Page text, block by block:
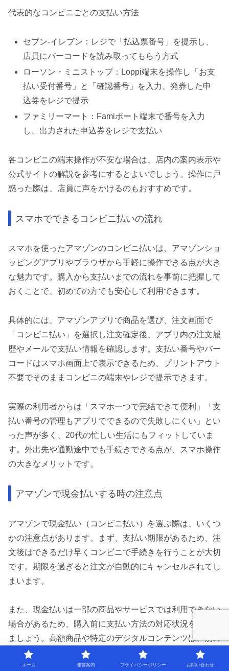
代表的なコンビニごとの支払い方法
セブン-イレブン：レジで「払込票番号」を提示し、
店員にバーコードを読み取ってもらう方式
ローソン・ミニストップ：Loppi端末を操作し「お支
払い受付番号」と「確認番号」を入力、発券した申
込券をレジで提示
ファミリーマート：Famiポート端末で番号を入力
し、出力された申込券をレジで支払い
各コンビニの端末操作が不安な場合は、店内の案内表示や
公式サイトの解説を参考にするとよいでしょう。操作に戸
惑った際は、店員に声をかけるのもおすすめです。
スマホでできるコンビニ払いの流れ
スマホを使ったアマゾンのコンビニ払いは、アマゾンショ
ッピングアプリやブラウザから手軽に操作できる点が大き
な魅力です。購入から支払いまでの流れを事前に把握して
おくことで、初めての方でも安心して利用できます。
具体的には、アマゾンアプリで商品を選び、注文画面で
「コンビニ払い」を選択し注文確定後、アプリ内の注文履
歴やメールで支払い情報を確認します。支払い番号やバー
コードはスマホ画面上で表示できるため、プリントアウト
不要でそのままコンビニの端末やレジで提示できます。
実際の利用者からは「スマホ一つで完結できて便利」「支
払い番号の管理もアプリでできるので失敗しにくい」とい
った声が多く、20代の忙しい生活にもフィットしていま
す。外出先や通勤途中でも手続きできる点が、スマホ操作
の大きなメリットです。
アマゾンで現金払いする時の注意点
アマゾンで現金払い（コンビニ払い）を選ぶ際は、いくつ
かの注意点があります。まず、支払い期限があるため、注
文後はできるだけ早くコンビニで手続きを行うことが大切
です。期限を過ぎると注文が自動的にキャンセルされてし
まいます。
また、現金払いは一部の商品やサービスでは利用できない
場合があるため、購入前に支払い方法の対応状況を確認し
ましょう。高額商品や特定のデジタルコンテンツは、別の
支払い方法が必要なケースもあります。
ホーム 運営案内 プライバシーポリシー お問い合わせ